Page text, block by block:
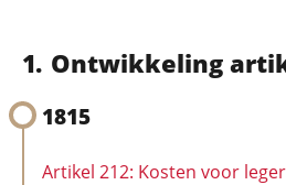
Ontwikkeling
1815
Artikel 212: Kosten voor